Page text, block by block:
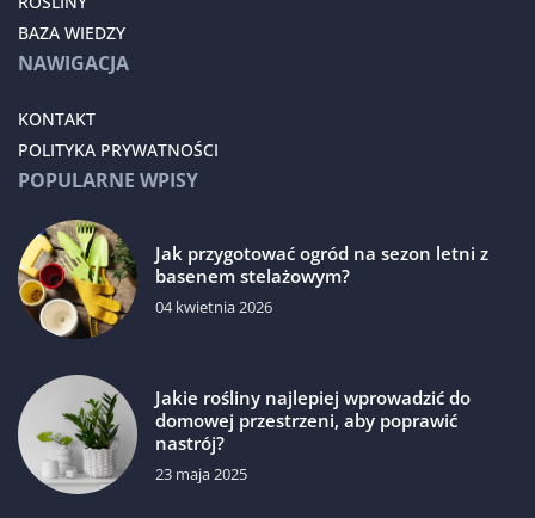
BAZA WIEDZY
NAWIGACJA
KONTAKT
POLITYKA PRYWATNOŚCI
POPULARNE WPISY
Jak przygotować ogród na sezon letni z
basenem stelażowym?
04 kwietnia 2026
Jakie rośliny najlepiej wprowadzić do
domowej przestrzeni, aby poprawić
nastrój?
23 maja 2025